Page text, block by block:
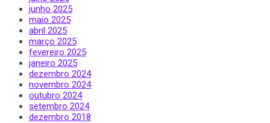
junho 2025
maio 2025
abril 2025
março 2025
fevereiro 2025
janeiro 2025
dezembro 2024
novembro 2024
outubro 2024
setembro 2024
dezembro 2018